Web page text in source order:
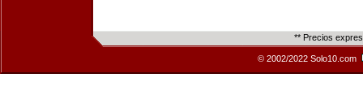
** Precios
© 2002/2022 Solo10.com